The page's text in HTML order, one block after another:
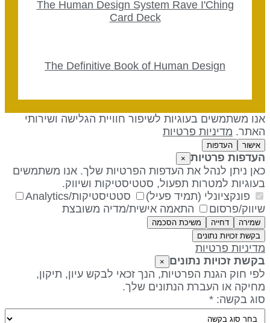
The Human Design System Rave I'Ching
Card Deck
The Definitive Book of Human Design
משתמשים בעוגיות לשיפור חוויית הגלישה ושירותי
מדיניות פרטיות
אישור העדפות
פרטיות ×
ניתן לנהל את העדפות הפרטיות שלך. אנו משתמשים
למטרות תפעול, סטטיסטיקות ושיווק.
פונקציונלי (תמיד פעיל)
סטטיסטיקות/Analytics
פרסום
התאמה אישית/מדיה משובצת
שמירה דחייה
משיכת הסכמה
בקשת זכויות נתונים
פרטיות
זכויות נתונים
חוק הגנת הפרטיות, הנך זכאי לבקש עיון, תיקון,
או העברת הנתונים שלך.
בקשה: *